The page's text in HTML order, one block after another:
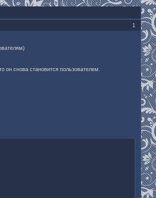
1
он снова становится пользователем.